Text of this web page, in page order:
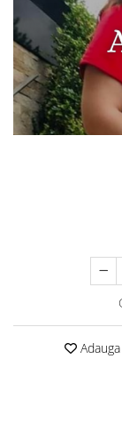
Coliere
Brelocuri
Semn de carte
Card metalic
Cadouri Copii
Portfard
Bijuterii pentru
Tablou
Adauga